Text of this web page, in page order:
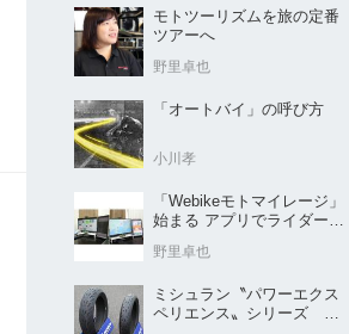
モトツーリズムを旅の定番
ツアーへ
野里卓也
「オートバイ」の呼び方
小川孝
「Webikeモトマイレージ」
始まる アプリでライダーと
野里卓也
ミシュラン〝パワーエクス
ペリエンス〟シリーズ